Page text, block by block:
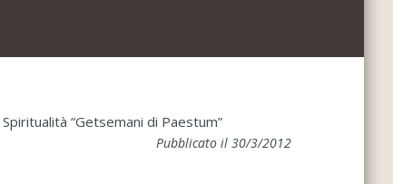
“Getsemani di Paestum”
Pubblicato il 30/3/2012